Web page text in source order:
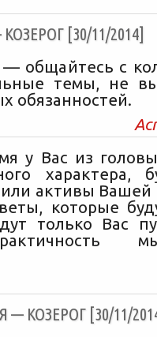
[30/11/2014]
общайтесь с
темы, не
обязанностей.
у Вас из
характера,
активы Вашей
которые
только Вас
КОЗЕРОГ [30/11/